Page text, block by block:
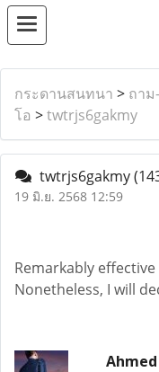
กระดานสนทนา > ถาม
โอ >twtrjs6gakmy
twtrjs6gakmy
19 มิ.ย. 2568 12:59
Remarkably
Nonetheless, I will
Ahmed